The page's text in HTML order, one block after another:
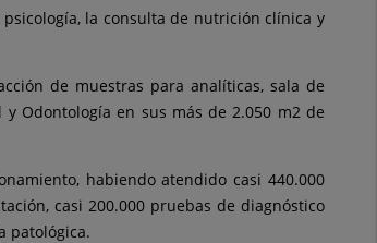
la consulta de nutrición clínica y
de muestras para analíticas, sala de
Odontología en sus más de 2.050 m2 de
habiendo atendido casi 440.000
casi 200.000 pruebas de diagnóstico
patológica.